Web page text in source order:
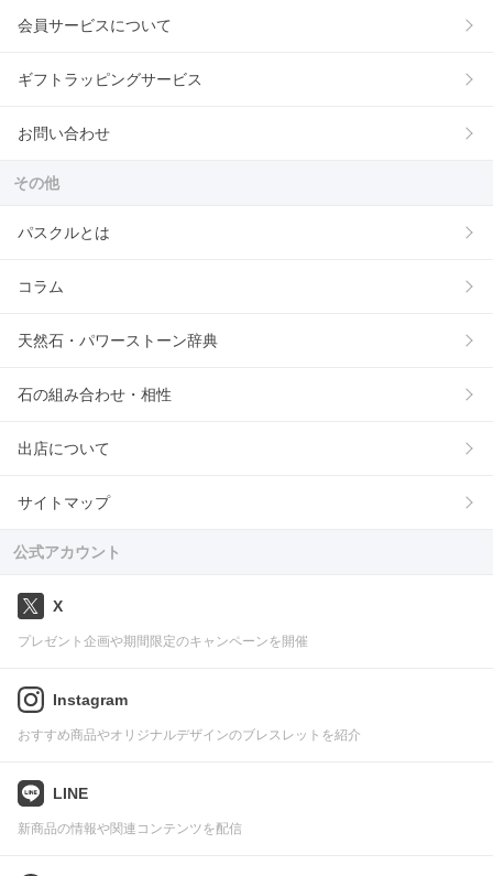
会員サービスについて
ギフトラッピングサービス
お問い合わせ
その他
パスクルとは
コラム
天然石・パワーストーン辞典
石の組み合わせ・相性
出店について
サイトマップ
公式アカウント
X
プレゼント企画や期間限定のキャンペーンを開催
Instagram
おすすめ商品やオリジナルデザインのブレスレットを紹介
LINE
新商品の情報や関連コンテンツを配信